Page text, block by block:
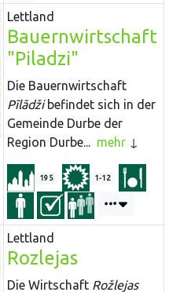
Lettland
Bauernwirtschaft
"Piladzi"
Die Bauernwirtschaft
Pīlādži befindet sich in der
Gemeinde Durbe der
Region Durbe... mehr
195 1-12
Lettland
Rozlejas
Die Wirtschaft Rožlejas